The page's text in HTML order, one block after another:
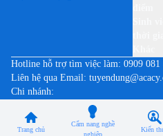
Trang chủ
Cẩm nang nghề
nghiệp
Kiến
Hotline hỗ trợ tìm việc làm: 0909 081
Liên hệ qua Email:
Chi nhánh:
- TP. HCM: Lầu 2, Tòa nhà The
Phường 26, Quận Bình Thạnh
- TP. Hà Nội: Tầng 6, Tòa nhà